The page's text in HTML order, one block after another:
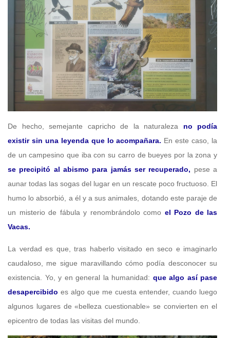
De hecho, semejante capricho de la naturaleza no podía
existir sin una leyenda que lo acompañara. En este caso, la
de un campesino que iba con su carro de bueyes por la zona y
se precipitó al abismo para jamás ser recuperado, pese a
aunar todas las sogas del lugar en un rescate poco fructuoso. El
humo lo absorbió, a él y a sus animales, dotando este paraje de
un misterio de fábula y renombrándolo como el Pozo de las
Vacas.
La verdad es que, tras haberlo visitado en seco e imaginarlo
caudaloso, me sigue maravillando cómo podía desconocer su
existencia. Yo, y en general la humanidad: que algo así pase
desapercibido es algo que me cuesta entender, cuando luego
algunos lugares de «belleza cuestionable» se convierten en el
epicentro de todas las visitas del mundo.